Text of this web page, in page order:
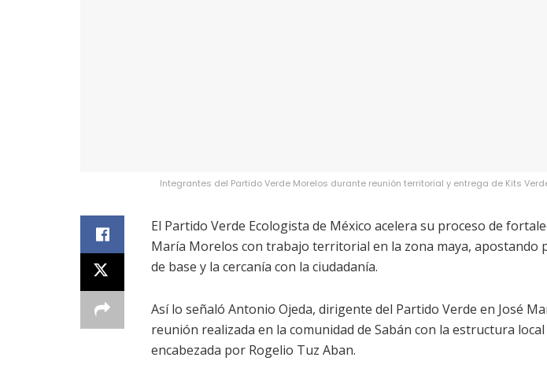
Integrantes del Partido Verde Morelos durante reunión territorial y entrega de Kits
El Partido Verde Ecologista de México acelera su proceso de
María Morelos con trabajo territorial en la zona maya, apostando
de base y la cercanía con la ciudadanía.
Así lo señaló Antonio Ojeda, dirigente del Partido Verde en José
reunión realizada en la comunidad de Sabán con la estructura
encabezada por Rogelio Tuz Aban.